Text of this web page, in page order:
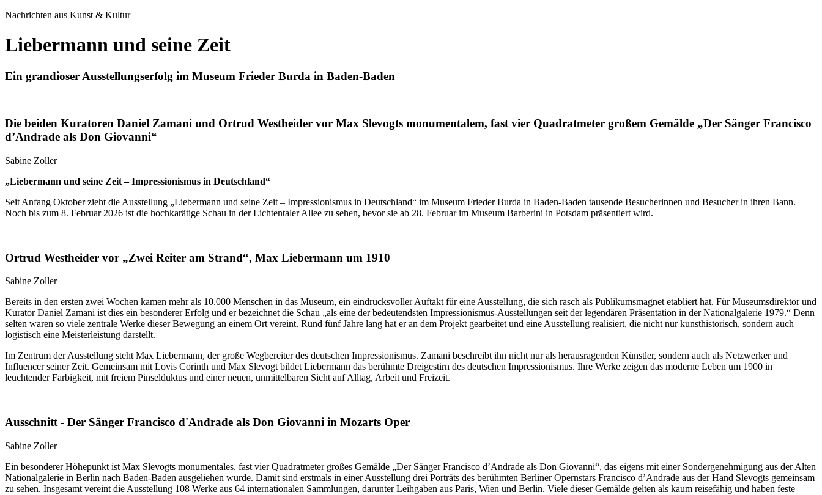
Nachrichten aus Kunst & Kultur
Liebermann und seine Zeit
Ein grandioser Ausstellungserfolg im Museum Frieder Burda in Baden-Baden
Die beiden Kuratoren Daniel Zamani und Ortrud Westheider vor Max Slevogts monumentalem, fast vier Quadratmeter großem Gemälde „Der Sänger Francisco
d’Andrade als Don Giovanni“
Sabine Zoller
„Liebermann und seine Zeit – Impressionismus in Deutschland“
Seit Anfang Oktober zieht die Ausstellung „Liebermann und seine Zeit – Impressionismus in Deutschland“ im Museum Frieder Burda in Baden-Baden tausende Besucherinnen und Besucher in ihren Bann.
Noch bis zum 8. Februar 2026 ist die hochkarätige Schau in der Lichtentaler Allee zu sehen, bevor sie ab 28. Februar im Museum Barberini in Potsdam präsentiert wird.
Ortrud Westheider vor „Zwei Reiter am Strand“, Max Liebermann um 1910
Sabine Zoller
Bereits in den ersten zwei Wochen kamen mehr als 10.000 Menschen in das Museum, ein eindrucksvoller Auftakt für eine Ausstellung, die sich rasch als Publikumsmagnet etabliert hat. Für Museumsdirektor und
Kurator Daniel Zamani ist dies ein besonderer Erfolg und er bezeichnet die Schau „als eine der bedeutendsten Impressionismus-Ausstellungen seit der legendären Präsentation in der Nationalgalerie 1979.“ Denn
selten waren so viele zentrale Werke dieser Bewegung an einem Ort vereint. Rund fünf Jahre lang hat er an dem Projekt gearbeitet und eine Ausstellung realisiert, die nicht nur kunsthistorisch, sondern auch
logistisch eine Meisterleistung darstellt.
Im Zentrum der Ausstellung steht Max Liebermann, der große Wegbereiter des deutschen Impressionismus. Zamani beschreibt ihn nicht nur als herausragenden Künstler, sondern auch als Netzwerker und
Influencer seiner Zeit. Gemeinsam mit Lovis Corinth und Max Slevogt bildet Liebermann das berühmte Dreigestirn des deutschen Impressionismus. Ihre Werke zeigen das moderne Leben um 1900 in
leuchtender Farbigkeit, mit freiem Pinselduktus und einer neuen, unmittelbaren Sicht auf Alltag, Arbeit und Freizeit.
Ausschnitt - Der Sänger Francisco d'Andrade als Don Giovanni in Mozarts Oper
Sabine Zoller
Ein besonderer Höhepunkt ist Max Slevogts monumentales, fast vier Quadratmeter großes Gemälde „Der Sänger Francisco d’Andrade als Don Giovanni“, das eigens mit einer Sondergenehmigung aus der Alten
Nationalgalerie in Berlin nach Baden-Baden ausgeliehen wurde. Damit sind erstmals in einer Ausstellung drei Porträts des berühmten Berliner Opernstars Francisco d’Andrade aus der Hand Slevogts gemeinsam
zu sehen. Insgesamt vereint die Ausstellung 108 Werke aus 64 internationalen Sammlungen, darunter Leihgaben aus Paris, Wien und Berlin. Viele dieser Gemälde gelten als kaum reisefähig und haben feste